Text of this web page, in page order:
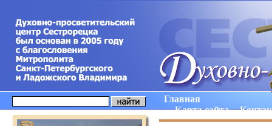
Главная
Карта сайта